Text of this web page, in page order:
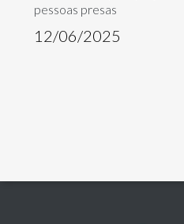
pessoas presas
12/06/2025